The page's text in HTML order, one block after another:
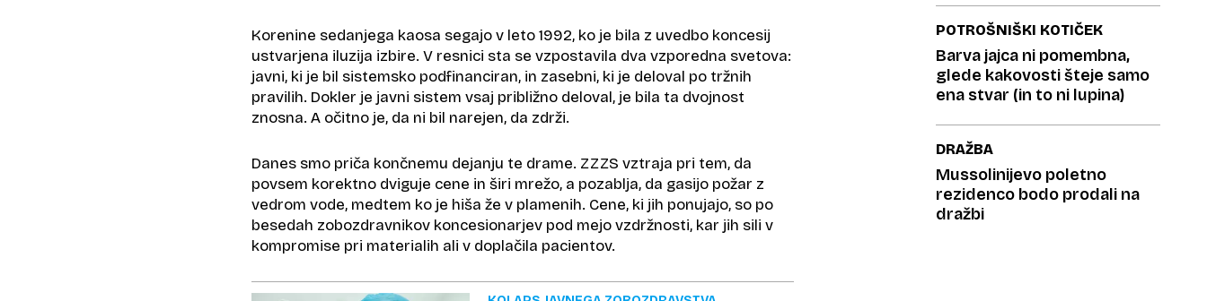
Korenine sedanjega kaosa segajo v leto 1992, ko je bila z uvedbo koncesij
ustvarjena iluzija izbire. V resnici sta se vzpostavila dva vzporedna svetova:
javni, ki je bil sistemsko podfinanciran, in zasebni, ki je deloval po tržnih
pravilih. Dokler je javni sistem vsaj približno deloval, je bila ta dvojnost
znosna. A očitno je, da ni bil narejen, da zdrži.
Danes smo priča končnemu dejanju te drame. ZZZS vztraja pri tem, da
povsem korektno dviguje cene in širi mrežo, a pozablja, da gasijo požar z
vedrom vode, medtem ko je hiša že v plamenih. Cene, ki jih ponujajo, so po
besedah zobozdravnikov koncesionarjev pod mejo vzdržnosti, kar jih sili v
kompromise pri materialih ali v doplačila pacientov.
POTROŠNIŠKI KOTIČEK
Barva jajca ni pomembna,
glede kakovosti šteje samo
ena stvar (in to ni lupina)
DRAŽBA
Mussolinijevo poletno
rezidenco bodo prodali na
dražbi